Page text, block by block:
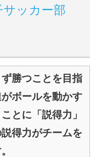
サッカー部
勝つことを目指
ボールを動かす
とに「説得力」
得力がチームを